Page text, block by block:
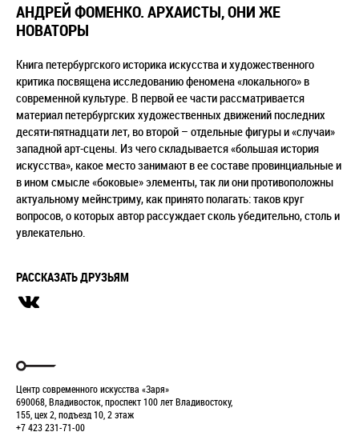
АНДРЕЙ ФОМЕНКО. АРХАИСТЫ, ОНИ ЖЕ
НОВАТОРЫ
Книга петербургского историка искусства и художественного
критика посвящена исследованию феномена «локального» в
современной культуре. В первой ее части рассматривается
материал петербургских художественных движений последних
десяти-пятнадцати лет, во второй – отдельные фигуры и «случаи»
западной арт-сцены. Из чего складывается «большая история
искусства», какое место занимают в ее составе провинциальные и
в ином смысле «боковые» элементы, так ли они противоположны
актуальному мейнстриму, как принято полагать: таков круг
вопросов, о которых автор рассуждает сколь убедительно, столь и
увлекательно.
РАССКАЗАТЬ ДРУЗЬЯМ
Центр современного искусства «Заря»
690068, Владивосток, проспект 100 лет Владивостоку,
155, цех 2, подъезд 10, 2 этаж
+7 423 231-71-00